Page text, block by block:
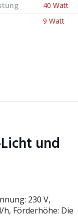
40 Watt
9 Watt
und
230 V,
Förderhöhe: Die